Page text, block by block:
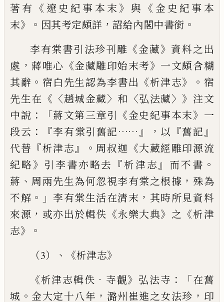
著有 《 遼史紀事本末 》與 《 金史紀事本
末》。 因其考定頗詳 ， 詔給內閣中書銜 。
李有棠書引法珍刊雕 《金藏》資料之出
處 ，蔣唯心 《金藏雕印始末考》 一文頗含糊
其辭 。 宿白先生認為李書出 《析津志》。 宿
先生在 《〈趙城金藏〉 和 〈弘法藏〉》 注文
中說 ：「蔣文第三章引 《金史紀事本末》 一
段云 ：『李有棠引舊記……』， 以 『舊記』
代替 『析津志』。 周叔迦 《大藏經雕印源流
紀略》 引李書亦略去 『析津志』 而不書 。
蔣 、 周兩先生為何忽視李有棠之根據 ， 殊為
不解 。」李有棠生活在清末 ， 其時所見資料
來源 ， 或亦出於輯佚 《永樂大典》 之 《析津
志》。
（3） 、《析津志》
《析津志輯佚 ． 寺觀》 弘法寺 ：「在舊
城 。 金大定十八年 ， 潞州崔進之女法珍 ， 印